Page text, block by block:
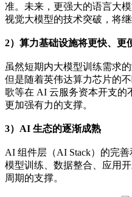
准。未来，更强大的语言大
视觉大模型的技术突破，将
2）算力基础设施将更快、更
虽然短期内大模型训练需求
但是随着英伟达算力芯片的
歌等在 AI 云服务资本开支的
更加强有力的支撑。
3）AI 生态的逐渐成熟
AI 组件层（AI Stack）的完
模型训练、数据整合、应用
周期的支撑。